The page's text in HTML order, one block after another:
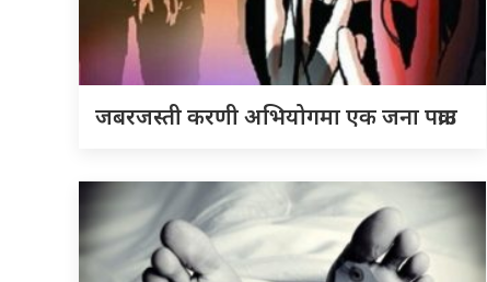
जबरजस्ती करणी अभियोगमा एक जना पक्राउ